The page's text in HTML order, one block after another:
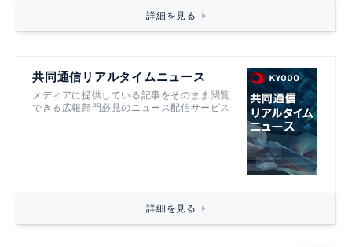
詳細を見る
共同通信リアルタイムニュース
メディアに提供している記事をそのまま閲覧
できる広報部門必見のニュース配信サービス
詳細を見る